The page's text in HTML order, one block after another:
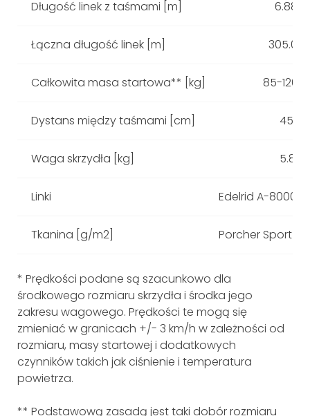
Długość linek z taśmami [m] 6.88
Łączna długość linek [m] 305.03
Całkowita masa startowa** [kg] 85-120**
Dystans między taśmami [cm] 45
Waga skrzydła [kg] 5.8
Linki Edelrid A-8000U:
Tkanina [g/m2] Porcher Sport
* Prędkości podane są szacunkowo dla
środkowego rozmiaru skrzydła i środka jego
zakresu wagowego. Prędkości te mogą się
zmieniać w granicach +/- 3 km/h w zależności od
rozmiaru, masy startowej i dodatkowych
czynników takich jak ciśnienie i temperatura
powietrza.
** Podstawową zasadą jest taki dobór rozmiaru